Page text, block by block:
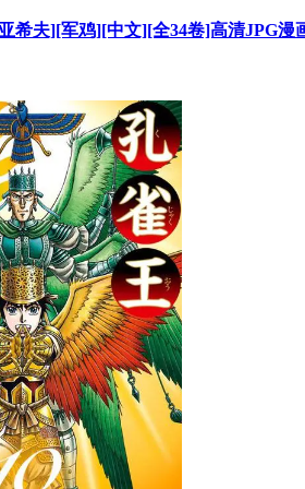
希夫][军鸡][中文][全34卷]高清JPG漫